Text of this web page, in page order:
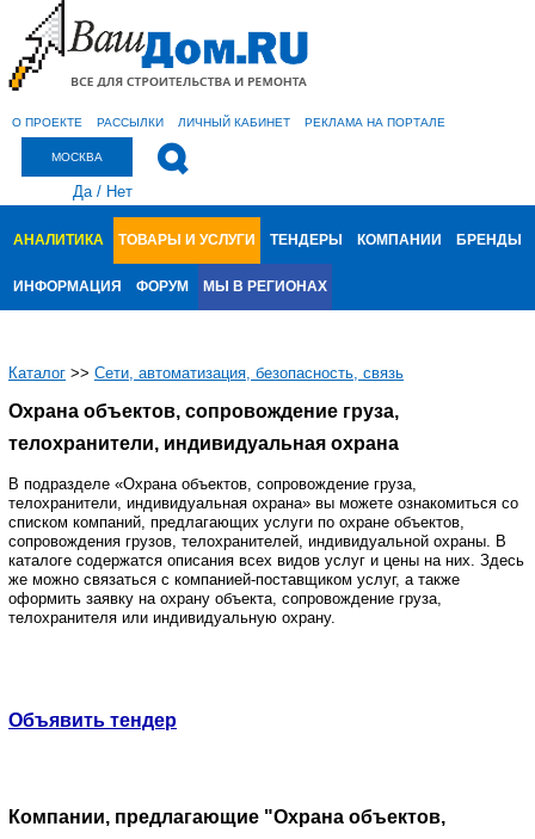
О ПРОЕКТЕ РАССЫЛКИ ЛИЧНЫЙ КАБИНЕТ РЕКЛАМА НА ПОРТАЛЕ
МОСКВА
Да/ Нет
АНАЛИТИКА ТОВАРЫ И УСЛУГИ ТЕНДЕРЫ КОМПАНИИ БРЕНДЫ
ИНФОРМАЦИЯ ФОРУМ МЫ В РЕГИОНАХ
Каталог >> Сети, автоматизация, безопасность, связь
Охрана объектов, сопровождение груза,
телохранители, индивидуальная охрана
В подразделе «Охрана объектов, сопровождение груза,
телохранители, индивидуальная охрана» вы можете ознакомиться со
списком компаний, предлагающих услуги по охране объектов,
сопровождения грузов, телохранителей, индивидуальной охраны. В
каталоге содержатся описания всех видов услуг и цены на них. Здесь
же можно связаться с компанией-поставщиком услуг, а также
оформить заявку на охрану объекта, сопровождение груза,
телохранителя или индивидуальную охрану.
Объявить тендер
Компании, предлагающие "Охрана объектов,